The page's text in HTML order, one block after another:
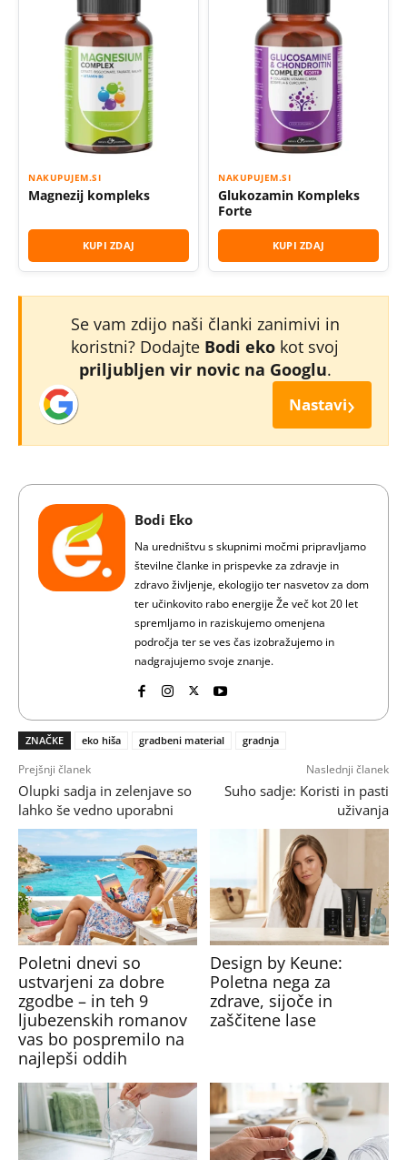
NAKUPUJEM.SI
Magnezij kompleks
KUPI ZDAJ
NAKUPUJEM.SI
Glukozamin Kompleks
Forte
KUPI ZDAJ
Se vam zdijo naši članki zanimivi in
koristni? Dodajte Bodi eko kot svoj
priljubljen vir novic na Googlu.
Nastavi›
Bodi Eko
Na uredništvu s skupnimi močmi pripravljamo
številne članke in prispevke za zdravje in
zdravo življenje, ekologijo ter nasvetov za dom
ter učinkovito rabo energije Že več kot 20 let
spremljamo in raziskujemo omenjena
področja ter se ves čas izobražujemo in
nadgrajujemo svoje znanje.
ZNAČKE eko hiša gradbeni material gradnja
Prejšnji članek
Olupki sadja in zelenjave so
lahko še vedno uporabni
Naslednji članek
Suho sadje: Koristi in pasti
uživanja
Poletni dnevi so
ustvarjeni za dobre
zgodbe – in teh 9
ljubezenskih romanov
vas bo pospremilo na
najlepši oddih
Design by Keune:
Poletna nega za
zdrave, sijoče in
zaščitene lase